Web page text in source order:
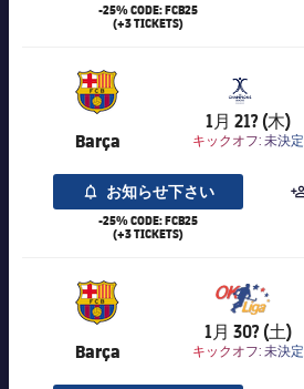
-25% CODE: FCB25
(+3 TICKETS)
Barça
1月 21? (木)
キックオフ: 未決定
お知らせ下さい
-25% CODE: FCB25
(+3 TICKETS)
Barça
7,016
1月 30? (土)
キックオフ: 未決定